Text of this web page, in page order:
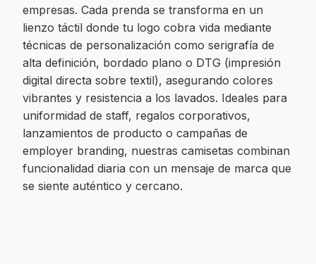
empresas. Cada prenda se transforma en un
lienzo táctil donde tu logo cobra vida mediante
técnicas de personalización como serigrafía de
alta definición, bordado plano o DTG (impresión
digital directa sobre textil), asegurando colores
vibrantes y resistencia a los lavados. Ideales para
uniformidad de staff, regalos corporativos,
lanzamientos de producto o campañas de
employer branding, nuestras camisetas combinan
funcionalidad diaria con un mensaje de marca que
se siente auténtico y cercano.